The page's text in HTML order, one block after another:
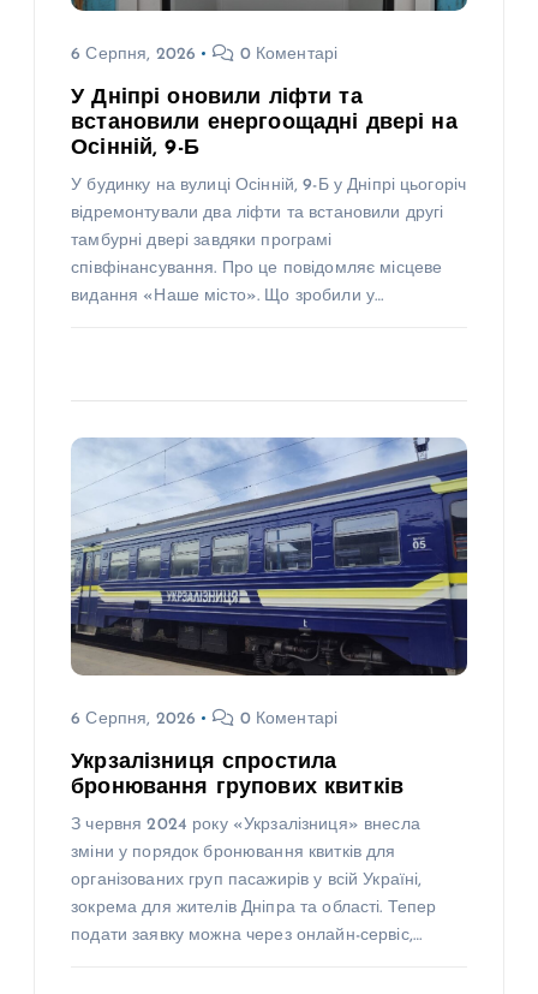
6 Серпня, 2026 0 Коментарі
У Дніпрі оновили ліфти та
встановили енергоощадні двері на
Осінній, 9-Б
У будинку на вулиці Осінній, 9-Б у Дніпрі цьогоріч
відремонтували два ліфти та встановили другі
тамбурні двері завдяки програмі
співфінансування. Про це повідомляє місцеве
видання «Наше місто». Що зробили у…
6 Серпня, 2026 0 Коментарі
Укрзалізниця спростила
бронювання групових квитків
З червня 2024 року «Укрзалізниця» внесла
зміни у порядок бронювання квитків для
організованих груп пасажирів у всій Україні,
зокрема для жителів Дніпра та області. Тепер
подати заявку можна через онлайн-сервіс,…